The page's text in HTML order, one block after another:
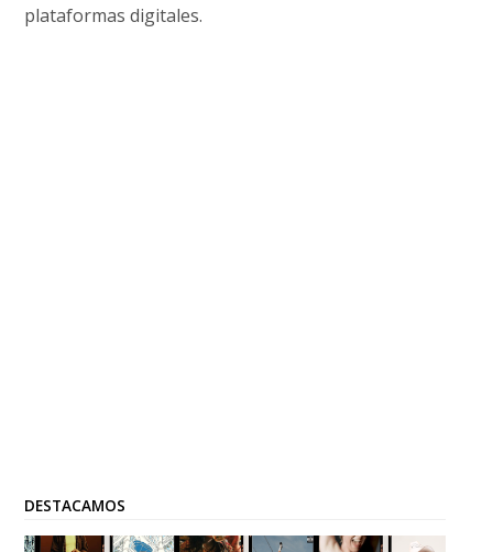
plataformas digitales.
DESTACAMOS